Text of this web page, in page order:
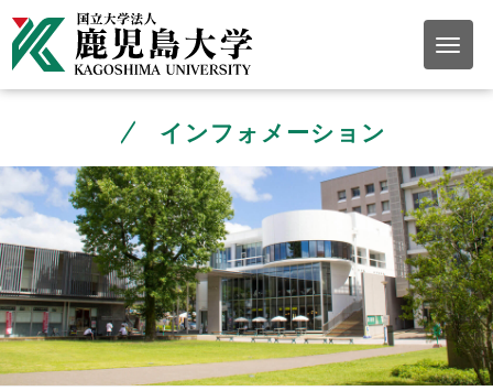
インフォメーション